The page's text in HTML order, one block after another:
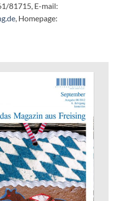
81715, E-mail:
, Homepage: